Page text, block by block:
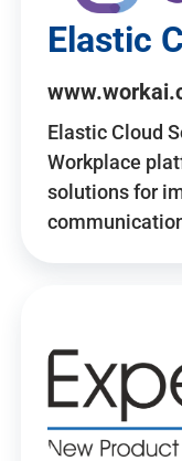
Elastic
Elastic Cloud
Workplace
solutions for